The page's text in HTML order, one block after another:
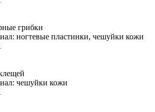
грибки
ногтевые пластинки, чешуйки кожи
чешуйки кожи